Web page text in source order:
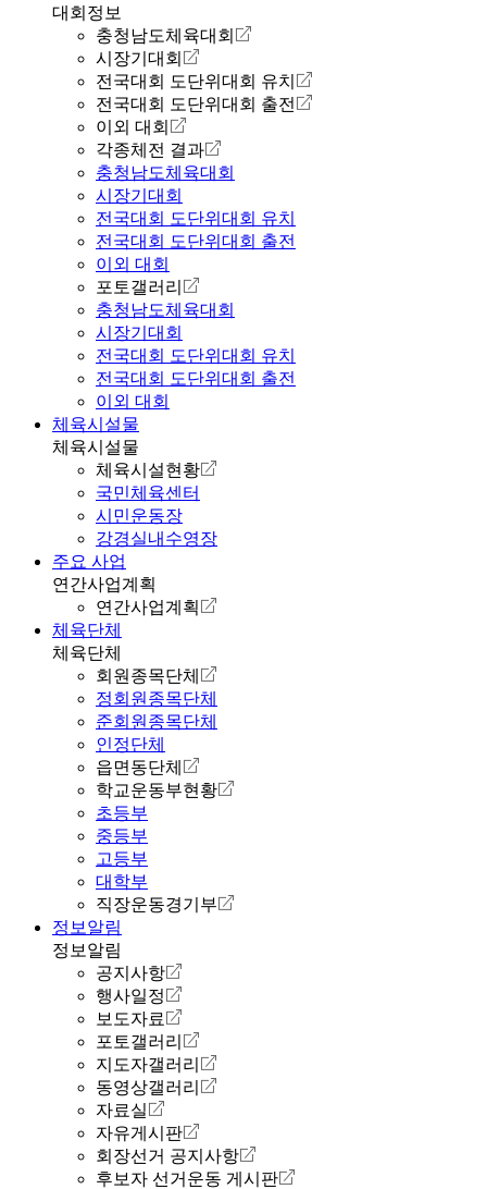
대회정보
충청남도체육대회
시장기대회
전국대회 도단위대회 유치
전국대회 도단위대회 출전
이외 대회
각종체전 결과
충청남도체육대회
시장기대회
전국대회 도단위대회 유치
전국대회 도단위대회 출전
이외 대회
포토갤러리
충청남도체육대회
시장기대회
전국대회 도단위대회 유치
전국대회 도단위대회 출전
이외 대회
체육시설물
체육시설물
체육시설현황
국민체육센터
시민운동장
강경실내수영장
주요 사업
연간사업계획
연간사업계획
체육단체
체육단체
회원종목단체
정회원종목단체
준회원종목단체
인정단체
읍면동단체
학교운동부현황
초등부
중등부
고등부
대학부
직장운동경기부
정보알림
정보알림
공지사항
행사일정
보도자료
포토갤러리
지도자갤러리
동영상갤러리
자료실
자유게시판
회장선거 공지사항
후보자 선거운동 게시판